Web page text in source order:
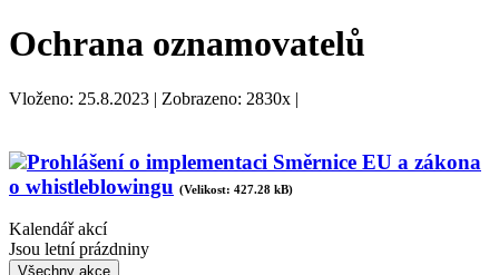
Ochrana oznamovatelů
Vloženo: 25.8.2023 | Zobrazeno: 2830x |
Prohlášení o implementaci Směrnice EU a zákona
o whistleblowingu (Velikost: 427.28 kB)
Kalendář akcí
Jsou letní prázdniny
Všechny akce